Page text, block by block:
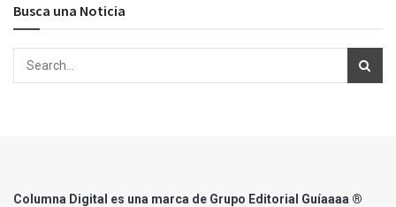
Busca una Noticia
Columna Digital es una marca de Grupo Editorial Guíaaaa ®